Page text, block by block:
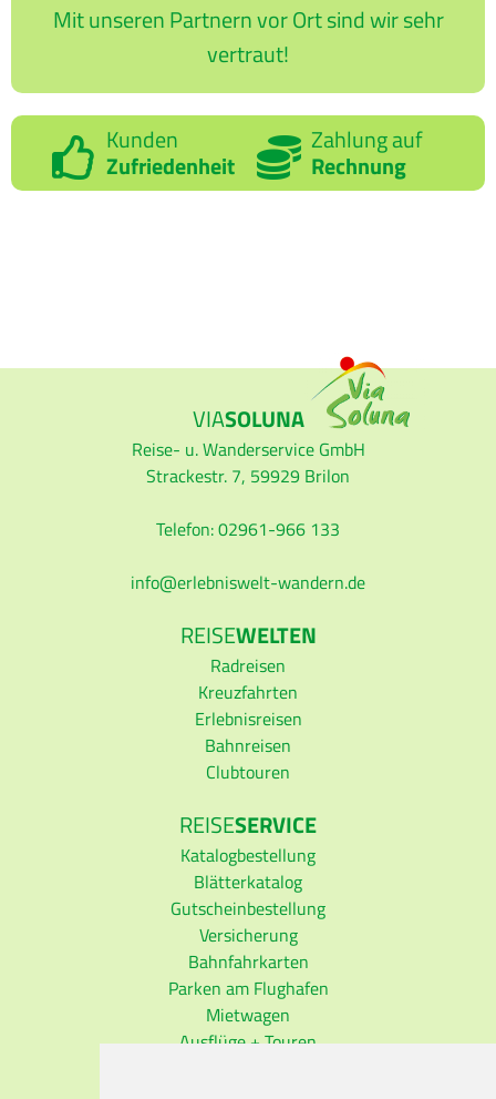
Mit unseren Partnern vor Ort sind wir sehr
vertraut!
Kunden
Zufriedenheit
Zahlung auf
Rechnung
VIASOLUNA
Reise- u. Wanderservice GmbH
Strackestr. 7, 59929 Brilon
Telefon: 02961-966 133
info
erlebniswelt-wandern.de
REISEWELTEN
Radreisen
Kreuzfahrten
Erlebnisreisen
Bahnreisen
Clubtouren
REISESERVICE
Katalogbestellung
Blätterkatalog
Gutscheinbestellung
Versicherung
Bahnfahrkarten
Parken am Flughafen
Mietwagen
Ausflüge + Touren